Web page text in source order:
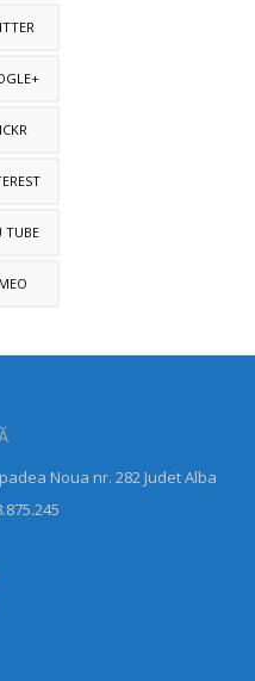
TUBE
Noua nr. 282 Judet Alba